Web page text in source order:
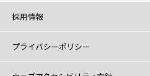
採用情報
プライバシーポリシー